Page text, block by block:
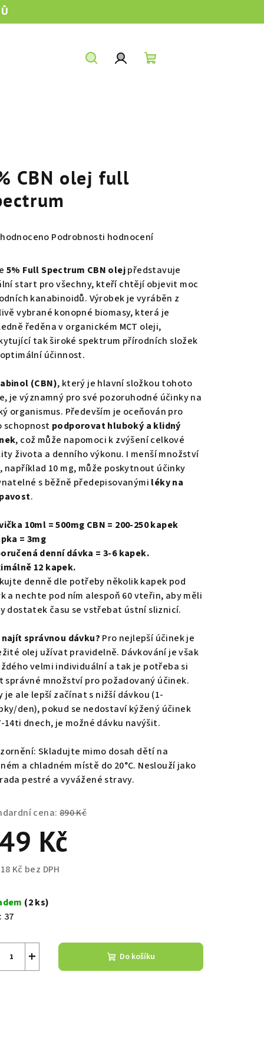
CBN olej full
Podrobnosti hodnocení
5% Full Spectrum CBN olejpředstavuje
start pro všechny, kteří chtějí objevit moc
kanabinoidů. Výrobek je vyráběn z
vybrané konopné biomasy, která je
ředěna v organickém MCT oleji,
tak široké spektrum přírodních složek
účinnost.
(CBN), který je hlavní složkou tohoto
je významný pro své pozoruhodné účinky na
organismus. Především je oceňován pro
schopnost podporovat hluboký a klidný
, což může napomoci k zvýšení celkové
života a denního výkonu. I menší množství
například 10 mg, může poskytnout účinky
s běžně předepisovanými léky na
.
10ml = 500mg CBN = 200-250 kapek
= 3mg
denní dávka = 3-6 kapek.
12 kapek.
denně dle potřeby několik kapek pod
a nechte pod ním alespoň 60 vteřin, aby měli
dostatek času se vstřebat ústní sliznicí.
správnou dávku? Pro nejlepší účinek je
olej užívat pravidelně. Dávkování je však
velmi individuální a tak je potřeba si
správné množství pro požadovaný účinek.
je ale lepší začínat s nižší dávkou (1-
den), pokud se nedostaví kýžený účinek
14ti dnech, je možné dávku navýšit.
Skladujte mimo dosah dětí na
a chladném místě do 20°C. Neslouží jako
pestré a vyvážené stravy.
cena: 890 Kč
Kč
Kč bez DPH
(2 ks)
37
+ Do košíku